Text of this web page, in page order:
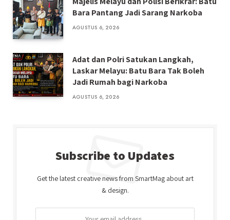
Bara Pantang Jadi Sarang Narkoba
AGUSTUS 6, 2026
Adat dan Polri Satukan Langkah,
Laskar Melayu: Batu Bara Tak Boleh
Jadi Rumah bagi Narkoba
AGUSTUS 6, 2026
Subscribe to Updates
Get the latest creative news from SmartMag about art
& design.